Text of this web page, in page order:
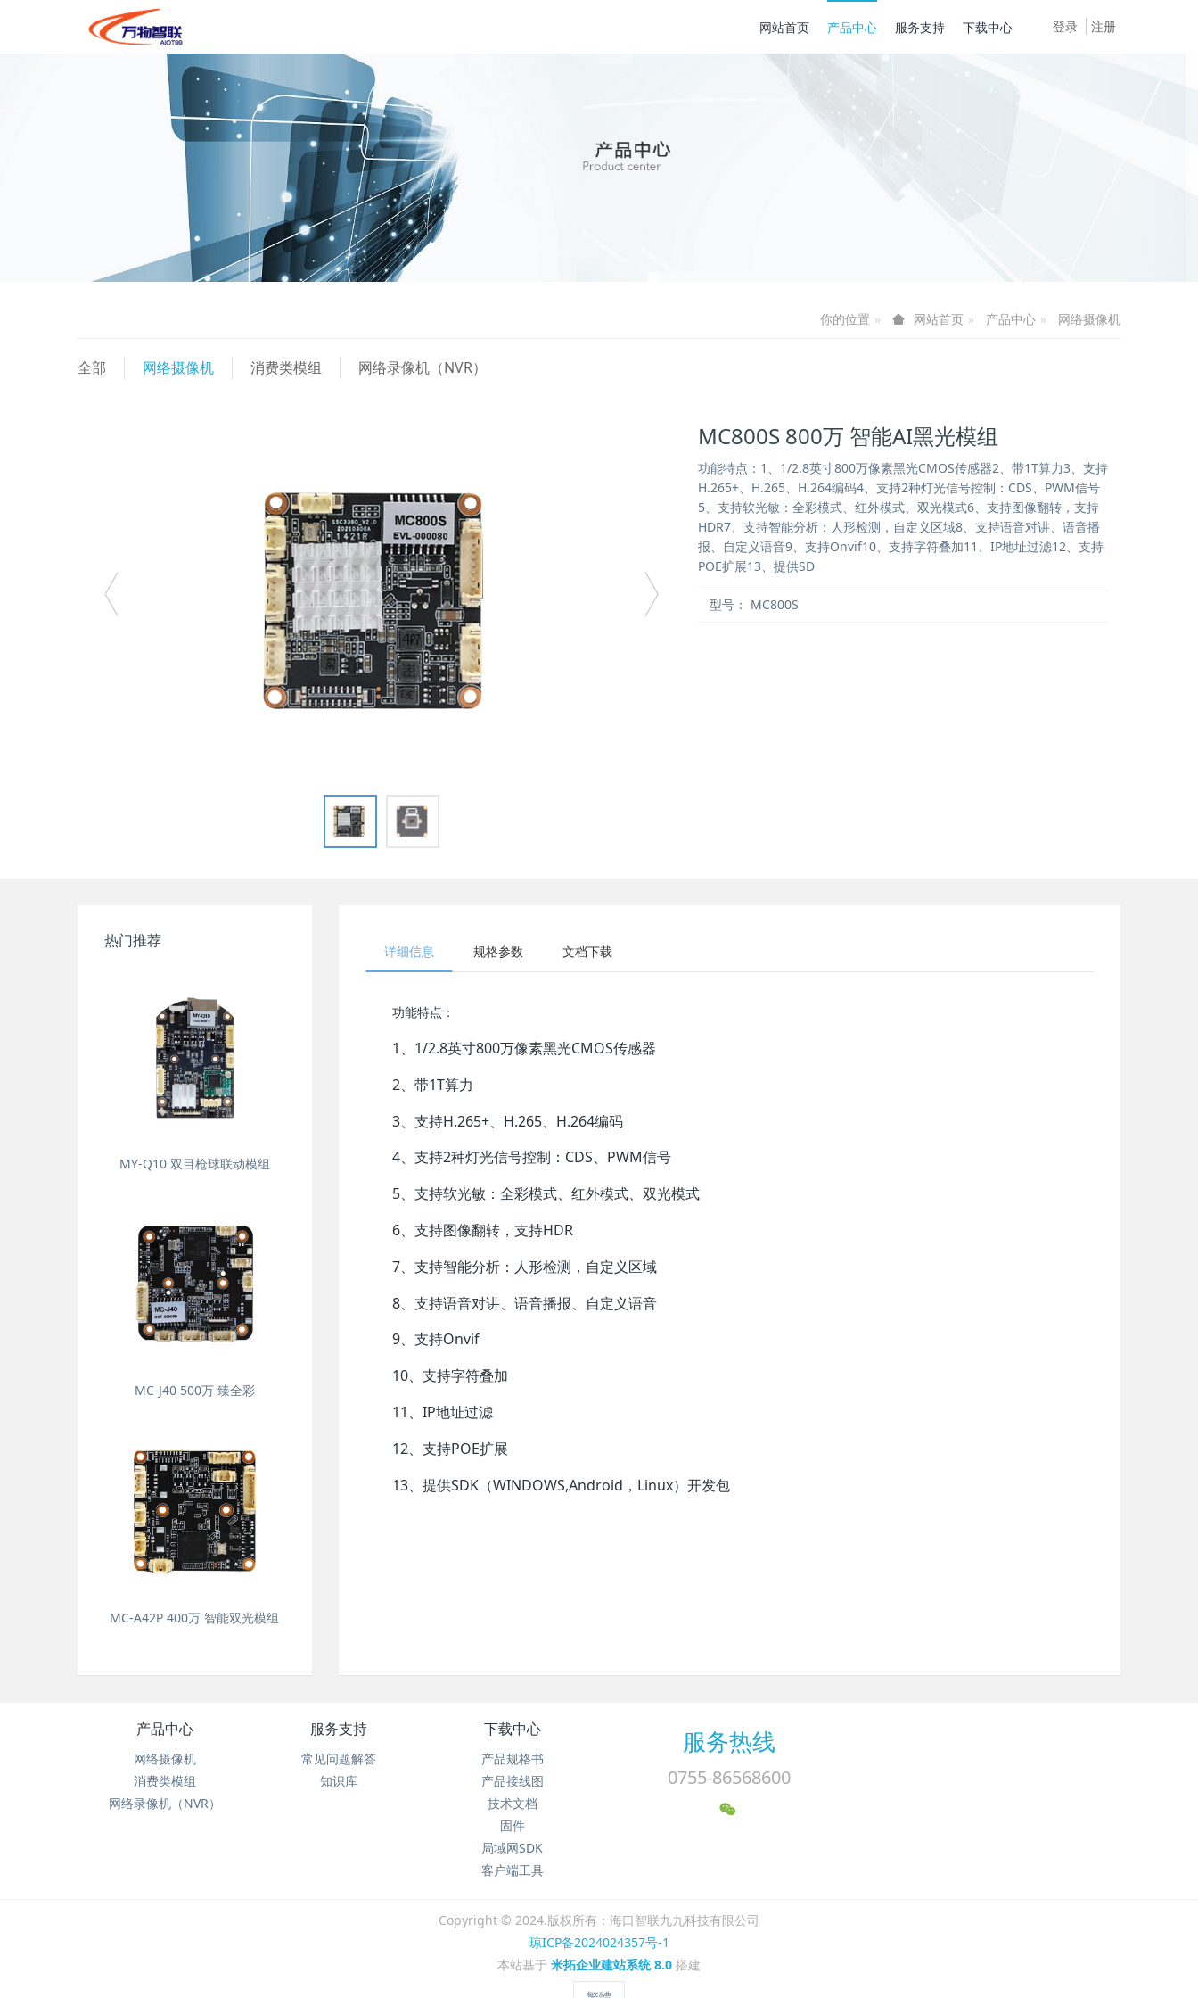
登录 注册
网站首页 产品中心 服务支持 下载中心
你的位置 网站首页 产品中心 网络摄像机
全部 网络摄像机 消费类模组 网络录像机（NVR）
MC800S 800万 智能AI黑光模组
功能特点：1、1/2.8英寸800万像素黑光CMOS传感器2、带1T算力3、支持
H.265+、H.265、H.264编码4、支持2种灯光信号控制：CDS、PWM信号
5、支持软光敏：全彩模式、红外模式、双光模式6、支持图像翻转，支持
HDR7、支持智能分析：人形检测，自定义区域8、支持语音对讲、语音播
报、自定义语音9、支持Onvif10、支持字符叠加11、IP地址过滤12、支持
POE扩展13、提供SD
型号： MC800S
详细信息 规格参数 文档下载
功能特点：
1、1/2.8英寸800万像素黑光CMOS传感器
2、带1T算力
3、支持H.265+、H.265、H.264编码
4、支持2种灯光信号控制：CDS、PWM信号
5、支持软光敏：全彩模式、红外模式、双光模式
6、支持图像翻转，支持HDR
7、支持智能分析：人形检测，自定义区域
8、支持语音对讲、语音播报、自定义语音
9、支持Onvif
10、支持字符叠加
11、IP地址过滤
12、支持POE扩展
13、提供SDK（WINDOWS,Android，Linux）开发包
热门推荐
MY-Q10 双目枪球联动模组
MC-J40 500万 臻全彩
MC-A42P 400万 智能双光模组
产品中心
网络摄像机
消费类模组
网络录像机（NVR）
服务支持
常见问题解答
知识库
下载中心
产品规格书
产品接线图
技术文档
固件
局域网SDK
客户端工具
服务热线
0755-86568600
Copyright © 2024.版权所有：海口智联九九科技有限公司
琼ICP备2024024357号-1
本站基于 米拓企业建站系统 8.0 搭建